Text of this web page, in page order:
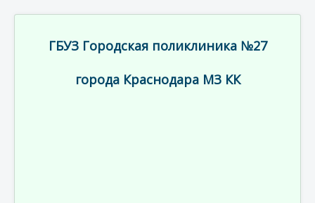
ГБУЗ Городская поликлиника №27
города Краснодара МЗ КК